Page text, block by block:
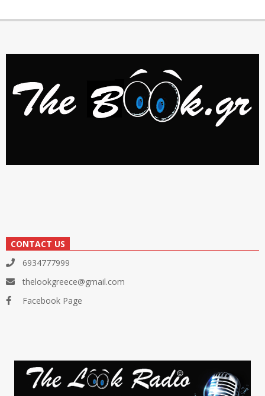
CONTACT US
6934777999
thelookgreece@gmail.com
Facebook Page